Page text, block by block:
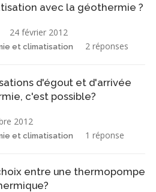
avec la géothermie ?
24 février 2012
et climatisation 2 réponses
d'égout et d'arrivée
c'est possible?
2012
et climatisation 1 réponse
entre une thermopompe